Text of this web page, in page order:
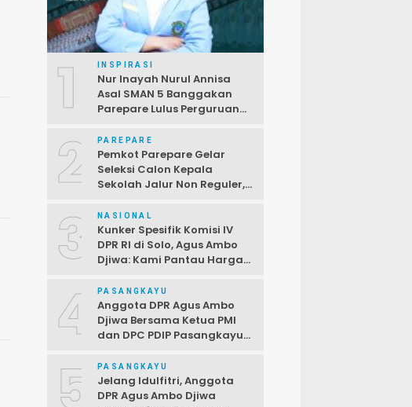
1 INSPIRASI
Nur Inayah Nurul Annisa
Asal SMAN 5 Banggakan
Parepare Lulus Perguruan
2 PAREPARE
Pemkot Parepare Gelar
Seleksi Calon Kepala
Sekolah Jalur Non Reguler,
Pendaftaran Ditutup 2 April
3 NASIONAL
Kunker Spesifik Komisi IV
DPR RI di Solo, Agus Ambo
Djiwa: Kami Pantau Harga
4 PASANGKAYU
Anggota DPR Agus Ambo
Djiwa Bersama Ketua PMI
dan DPC PDIP Pasangkayu
Korban Kebakaran di Desa
Kayumaloa
5 PASANGKAYU
Jelang Idulfitri, Anggota
DPR Agus Ambo Djiwa